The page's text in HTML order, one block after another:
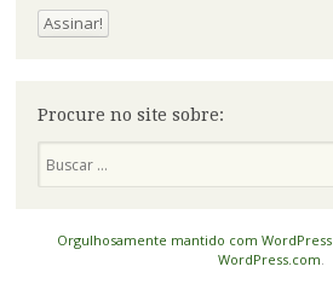
Procure no site sobre:
Orgulhosamente mantido com WordPress
WordPress.com.